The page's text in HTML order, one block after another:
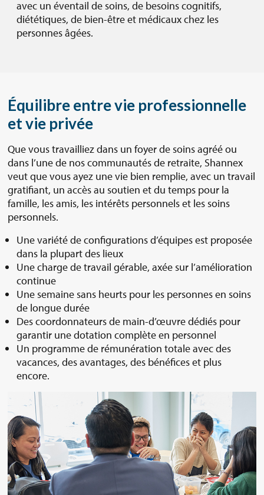
avec un éventail de soins, de besoins cognitifs,
diététiques, de bien-être et médicaux chez les
personnes âgées.
Équilibre entre vie professionnelle
et vie privée
Que vous travailliez dans un foyer de soins agréé ou
dans l’une de nos communautés de retraite, Shannex
veut que vous ayez une vie bien remplie, avec un travail
gratifiant, un accès au soutien et du temps pour la
famille, les amis, les intérêts personnels et les soins
personnels.
Une variété de configurations d’équipes est proposée
dans la plupart des lieux
Une charge de travail gérable, axée sur l’amélioration
continue
Une semaine sans heurts pour les personnes en soins
de longue durée
Des coordonnateurs de main-d’œuvre dédiés pour
garantir une dotation complète en personnel
Un programme de rémunération totale avec des
vacances, des avantages, des bénéfices et plus
encore.